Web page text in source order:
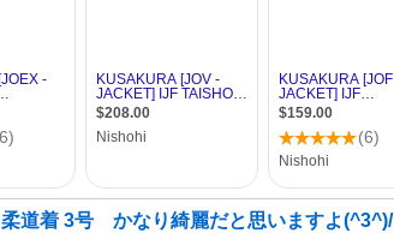
柔道着 3号 かなり綺麗だと思いますよ(^3^)/